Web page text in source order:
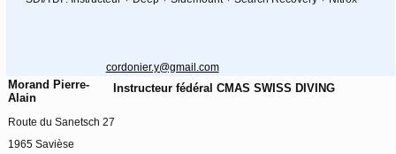
cordonier.y@gmail.com
Morand Pierre-
Alain
Instructeur fédéral CMAS SWISS DIVING
Route du Sanetsch 27
1965 Savièse